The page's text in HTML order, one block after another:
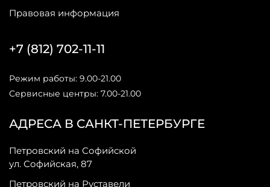
Правовая информация
АДРЕСА В САНКТ-ПЕТЕРБУРГЕ
Петровский на Софийской
ул. Софийская, 87
Петровский на Руставели
+7 (812) 702-11-11
Режим работы: 9.00-21.00
Сервисные центры: 7.00-21.00